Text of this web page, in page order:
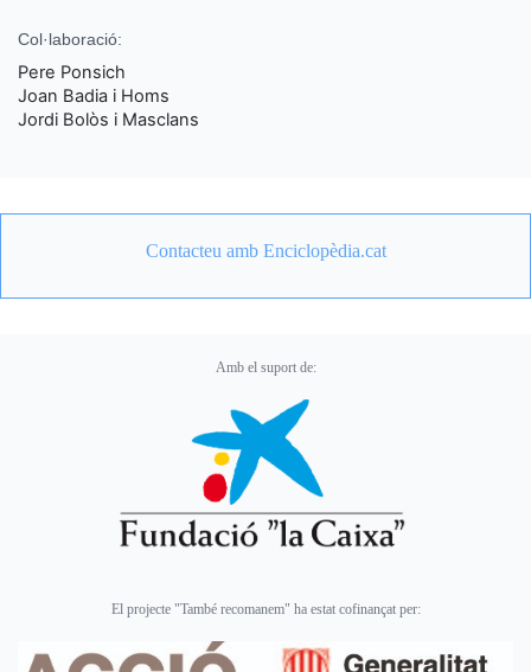
Col·laboració:
Pere Ponsich
Joan Badia i Homs
Jordi Bolòs i Masclans
Contacteu amb Enciclopèdia.cat
Amb el suport de:
El projecte "També recomanem" ha estat cofinançat per: